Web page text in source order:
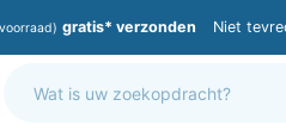
gratis* verzonden Niet